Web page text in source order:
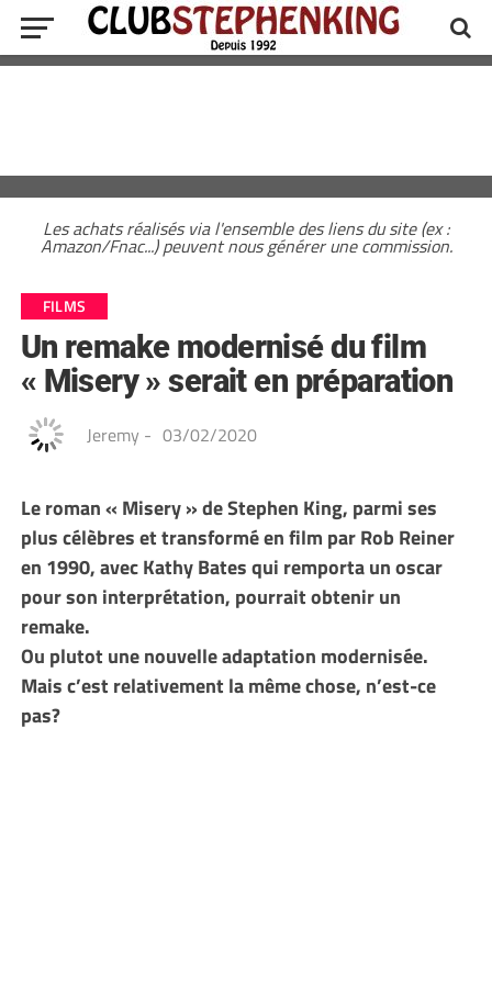
Les achats réalisés via l'ensemble des liens du site (ex :
Amazon/Fnac...) peuvent nous générer une commission.
FILMS
Un remake modernisé du film
« Misery » serait en préparation
Jeremy - 03/02/2020
Le roman « Misery » de Stephen King, parmi ses
plus célèbres et transformé en film par Rob Reiner
en 1990, avec Kathy Bates qui remporta un oscar
pour son interprétation, pourrait obtenir un
remake.
Ou plutot une nouvelle adaptation modernisée.
Mais c’est relativement la même chose, n’est-ce
pas?